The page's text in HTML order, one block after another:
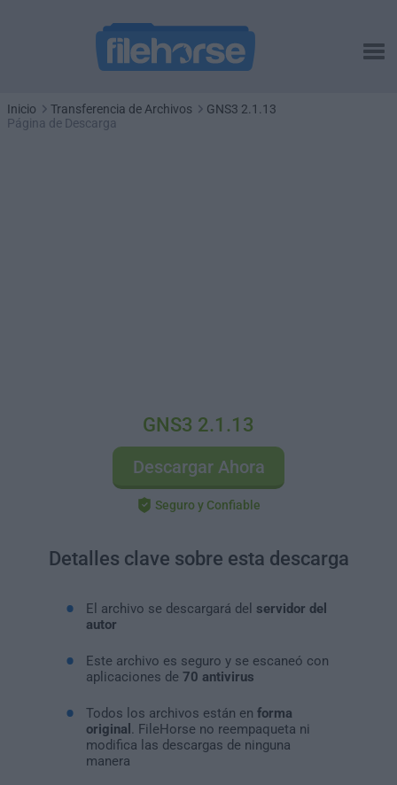
Inicio Transferencia de Archivos
GNS3 2.1.13
Página de Descarga
GNS3 2.1.13
Descargar Ahora
Seguro y Confiable
Detalles clave sobre esta descarga
El archivo se descargará del servidor del
autor
Este archivo es seguro y se escaneó con
aplicaciones de 70 antivirus
Todos los archivos están en forma
original
. FileHorse no reempaqueta ni
modifica las descargas de ninguna
manera